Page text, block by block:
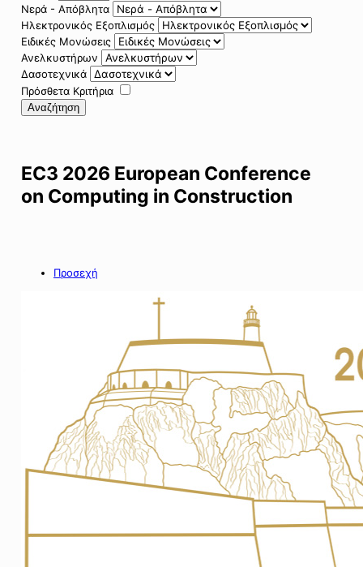
Νερά - Απόβλητα
Ηλεκτρονικός Εξοπλισμός
Ειδικές Μονώσεις
Ανελκυστήρων
Δασοτεχνικά
Πρόσθετα Κριτήρια
Αναζήτηση
EC3 2026 European Conference
on Computing in Construction
Προσεχή